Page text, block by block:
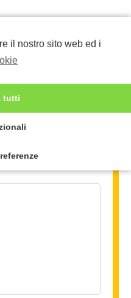
il nostro sito web ed i
tutti
*